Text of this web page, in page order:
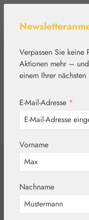
Verpassen Sie keine
Aktionen mehr –
einem Ihrer nächsten
E-Mail-Adresse *
Vorname
Nachname